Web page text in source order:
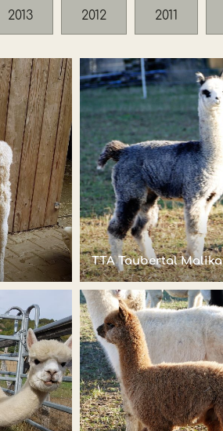
2013 2012 2011
TTA Taubertal Malika